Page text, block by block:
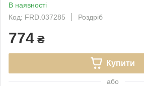
В наявності
Код: FRD.037285
Роздріб
774 ₴
Купити
або